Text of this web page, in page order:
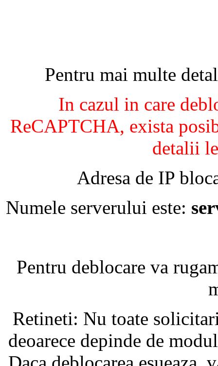
Pentru mai multe
In cazul in care
ReCAPTCHA, exista
detalii
Adresa de IP
Numele serverului este:
Pentru deblocare va
Retineti: Nu toate
deoarece depinde de